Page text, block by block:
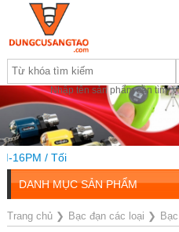
Nhập tên sản phẩm cần tìm,
/ Tối
DANH MỤC SẢN PHẨM
Trang chủ❯ Bạc đạn các loại ❯